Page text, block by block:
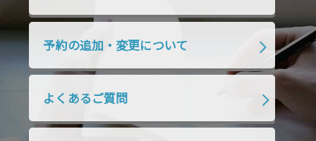
2018年7月 2018年6月
2018年4月 2018年3月 2018年2月
予約の追加・変更について
よくあるご質問